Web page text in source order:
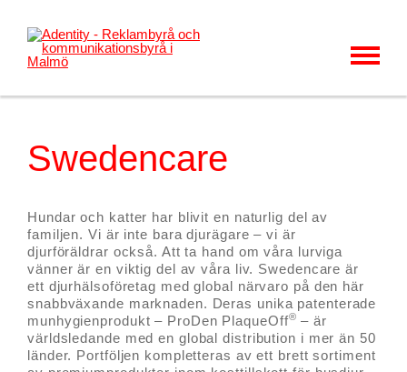
KUNDER & CASES
VÅRT ERBJUDANDE
KARRIÄR
KONTAKT
NYHETER
Swedencare
Hundar och katter har blivit en naturlig del av
familjen. Vi är inte bara djurägare – vi är
djurföräldrar också. Att ta hand om våra lurviga
vänner är en viktig del av våra liv. Swedencare är
ett djurhälsoföretag med global närvaro på den här
snabbväxande marknaden. Deras unika patenterade
munhygienprodukt – ProDen PlaqueOff® – är
världsledande med en global distribution i mer än 50
länder. Portföljen kompletteras av ett brett sortiment